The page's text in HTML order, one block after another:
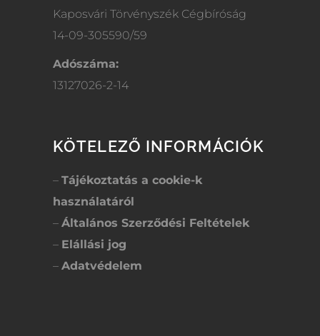
Kaposvári Törvényszék Cégbíróság
14-09-305590/59
Adószáma:
13127026-2-14
KÖTELEZŐ INFORMÁCIÓK
– Tájékoztatás a cookie-k
használatáról
– Általános Szerződési Feltételek
– Elállási jog
– Adatvédelem